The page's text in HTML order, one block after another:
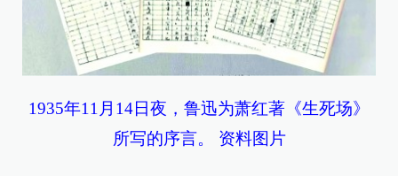
1935年11月14日夜，鲁迅为萧红著《生死场》
所写的序言。 资料图片